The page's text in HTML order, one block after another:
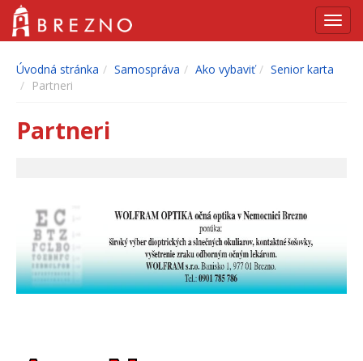
Úvodná stránka Samospráva Ako vybaviť
Senior karta
Partneri
Partneri